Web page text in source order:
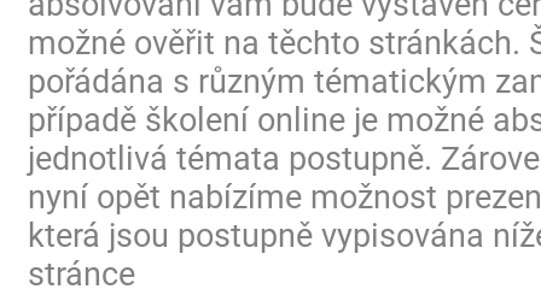
možné ověřit na těchto stránkách.
pořádána s různým tématickým
případě školení online je možné
jednotlivá témata postupně.
nyní opět nabízíme možnost
která jsou postupně vypisována
stránce